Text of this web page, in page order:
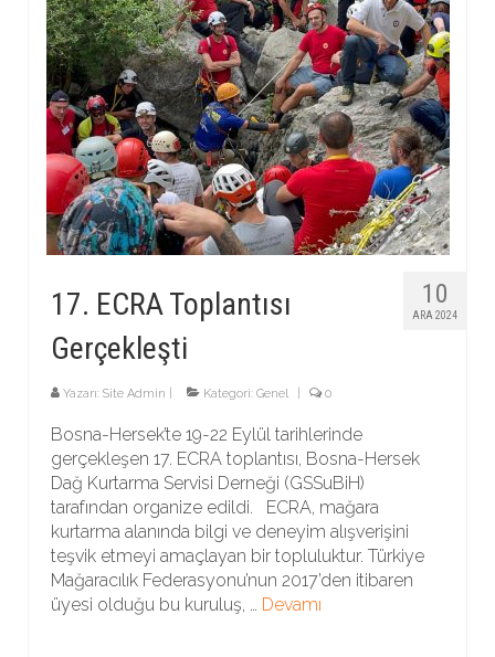
10
ARA 2024
17. ECRA Toplantısı
Gerçekleşti
Yazarı: Site Admin Kategori: Genel 0
Bosna-Hersek’te 19-22 Eylül tarihlerinde
gerçekleşen 17. ECRA toplantısı, Bosna-Hersek
Dağ Kurtarma Servisi Derneği (GSSuBiH)
tarafından organize edildi. ECRA, mağara
kurtarma alanında bilgi ve deneyim alışverişini
teşvik etmeyi amaçlayan bir topluluktur. Türkiye
Mağaracılık Federasyonu’nun 2017’den itibaren
üyesi olduğu bu kuruluş, … Devamı